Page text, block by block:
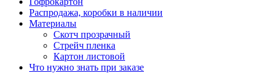
Распродажа, коробки в наличии
Материалы
Скотч прозрачный
Стрейч пленка
Картон листовой
Что нужно знать при заказе